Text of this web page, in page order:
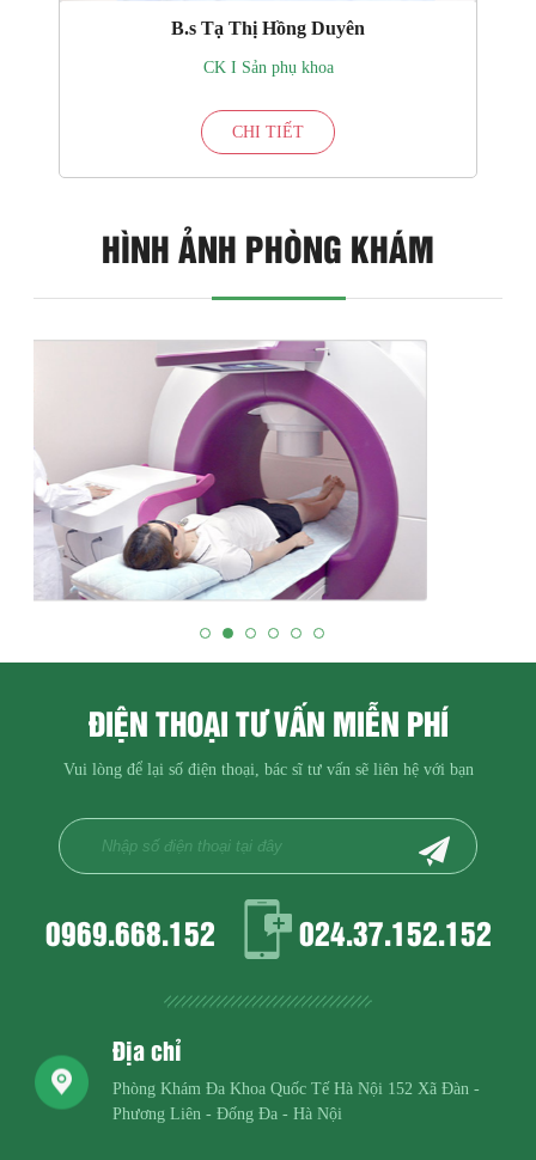
B.s Tạ Thị Hồng Duyên
CK I Sản phụ khoa
CHI TIẾT
HÌNH ẢNH PHÒNG KHÁM
ĐIỆN THOẠI TƯ VẤN MIỄN PHÍ
Vui lòng để lại số điện thoại, bác sĩ tư vấn sẽ liên hệ với bạn
0969.668.152 024.37.152.152
Địa chỉ
Phòng Khám Đa Khoa Quốc Tế Hà Nội 152 Xã Đàn -
Phương Liên - Đống Đa - Hà Nội